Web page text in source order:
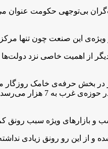
بی‌توجهی حکومت عنوان
این صنعت چون تنها مرکز
خاصی نزد دولت‌ها
در بخش حرفه‌ی خامک روزگار
و صنعت زنان در هرات، حدود یک‌هزار زن در
و بازارهای ویژه سبب
از این رو رونق زیادی